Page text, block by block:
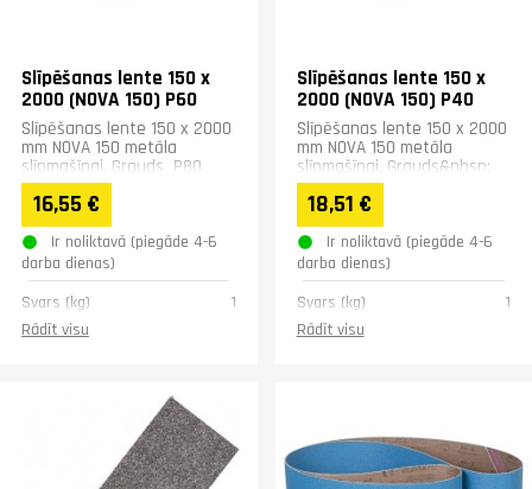
Slīpēšanas lente 150 x
2000 (NOVA 150) P60
Slīpēšanas lente 150 x 2000
mm NOVA 150 metāla
slīpmašīnai. Grauds P80
16,55 €
Ir noliktavā (piegāde 4-6
darba dienas)
Svars (kg)
1
Rādīt visu
Slīpēšanas lente 150 x
2000 (NOVA 150) P40
Slīpēšanas lente 150 x 2000
mm NOVA 150 metāla
slīpmašīnai. Grauds&nbsp;
P40
18,51 €
Ir noliktavā (piegāde 4-6
darba dienas)
Svars (kg)
1
Rādīt visu